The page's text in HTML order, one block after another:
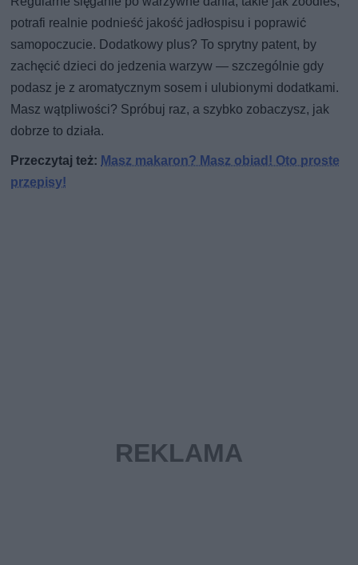
potrafi realnie podnieść jakość jadłospisu i poprawić
samopoczucie. Dodatkowy plus? To sprytny patent, by
zachęcić dzieci do jedzenia warzyw — szczególnie gdy
podasz je z aromatycznym sosem i ulubionymi dodatkami.
Masz wątpliwości? Spróbuj raz, a szybko zobaczysz, jak
dobrze to działa.
Przeczytaj też: Masz makaron? Masz obiad! Oto proste
przepisy!